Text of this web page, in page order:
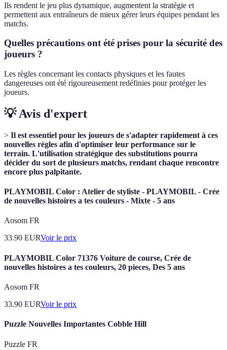
Ils rendent le jeu plus dynamique, augmentent la stratégie et
permettent aux entraîneurs de mieux gérer leurs équipes pendant les
matchs.
Quelles précautions ont été prises pour la sécurité des
joueurs ?
Les règles concernant les contacts physiques et les fautes
dangereuses ont été rigoureusement redéfinies pour protéger les
joueurs.
💡 Avis d'expert
> Il est essentiel pour les joueurs de s'adapter rapidement à ces
nouvelles règles afin d'optimiser leur performance sur le
terrain. L'utilisation stratégique des substitutions pourra
décider du sort de plusieurs matchs, rendant chaque rencontre
encore plus palpitante.
PLAYMOBIL Color : Atelier de styliste - PLAYMOBIL - Crée
de nouvelles histoires a tes couleurs - Mixte - 5 ans
Aosom FR
33.90 EURVoir le prix
PLAYMOBIL Color 71376 Voiture de course, Crée de
nouvelles histoires a tes couleurs, 20 pieces, Des 5 ans
Aosom FR
33.90 EURVoir le prix
Puzzle Nouvelles Importantes Cobble Hill
Puzzle FR